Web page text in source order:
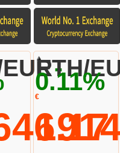
-
ETH/
0.11%
€